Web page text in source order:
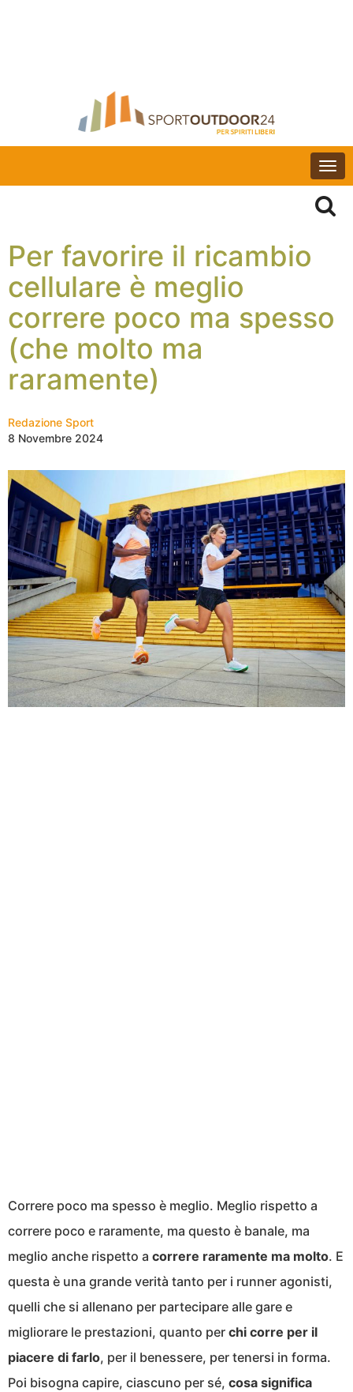
Per favorire il ricambio
cellulare è meglio
correre poco ma spesso
(che molto ma
raramente)
Redazione Sport
8 Novembre 2024
Correre poco ma spesso è meglio. Meglio rispetto a
correre poco e raramente, ma questo è banale, ma
meglio anche rispetto a correre raramente ma molto. E
questa è una grande verità tanto per i runner agonisti,
quelli che si allenano per partecipare alle gare e
migliorare le prestazioni, quanto per chi corre per il
piacere di farlo, per il benessere, per tenersi in forma.
Poi bisogna capire, ciascuno per sé, cosa significa